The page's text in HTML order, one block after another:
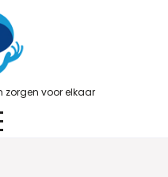
zorgen voor elkaar